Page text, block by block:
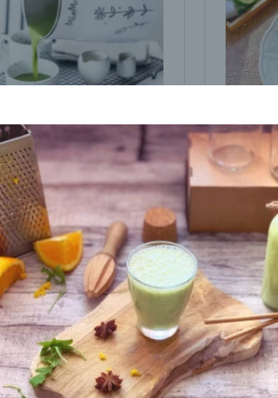
polievka s
od LaPetit
Zobraziť
Odber noviniek a akcií
Odoslaním registrácie na Newsletter